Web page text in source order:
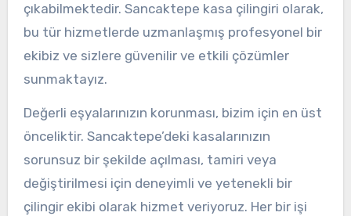
çıkabilmektedir. Sancaktepe kasa çilingiri olarak,
bu tür hizmetlerde uzmanlaşmış profesyonel bir
ekibiz ve sizlere güvenilir ve etkili çözümler
sunmaktayız.
Değerli eşyalarınızın korunması, bizim için en üst
önceliktir. Sancaktepe’deki kasalarınızın
sorunsuz bir şekilde açılması, tamiri veya
değiştirilmesi için deneyimli ve yetenekli bir
çilingir ekibi olarak hizmet veriyoruz. Her bir işi